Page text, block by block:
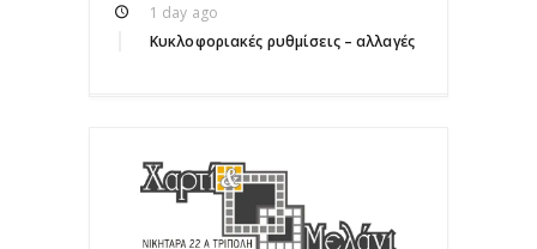
1 day ago
Κυκλοφοριακές ρυθμίσεις – αλλαγές